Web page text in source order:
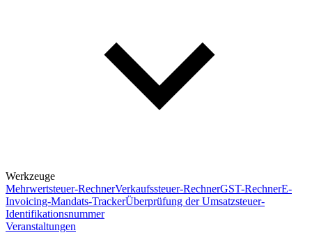
Werkzeuge
Mehrwertsteuer-RechnerVerkaufssteuer-RechnerGST-RechnerE-
Invoicing-Mandats-TrackerÜberprüfung der Umsatzsteuer-
Identifikationsnummer
Veranstaltungen